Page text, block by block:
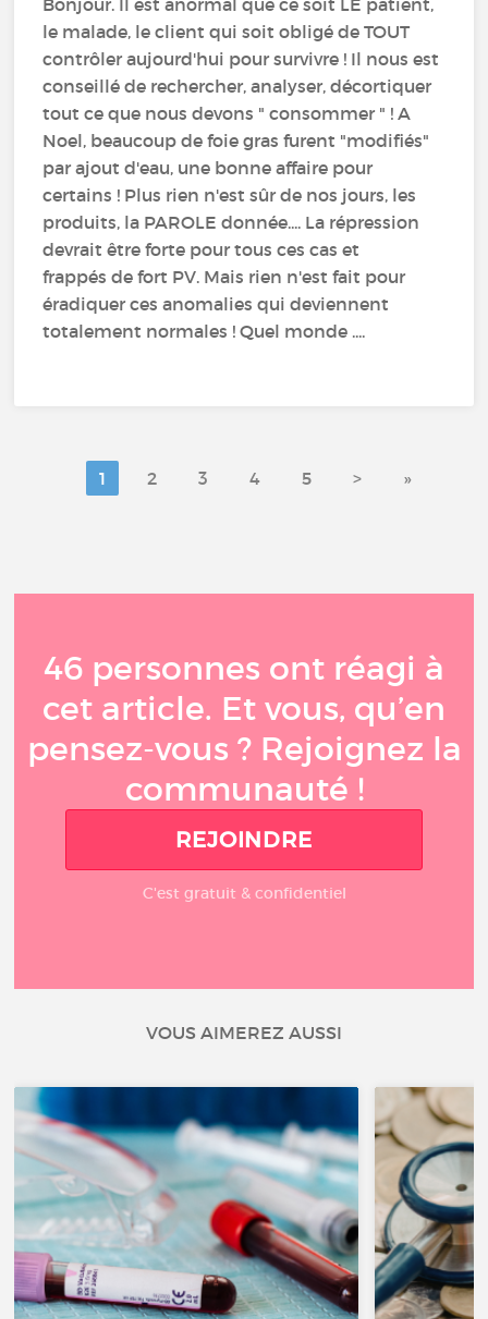
Bonjour. Il est anormal que ce soit LE patient,
le malade, le client qui soit obligé de TOUT
contrôler aujourd'hui pour survivre ! Il nous est
conseillé de rechercher, analyser, décortiquer
tout ce que nous devons " consommer " ! A
Noel, beaucoup de foie gras furent "modifiés"
par ajout d'eau, une bonne affaire pour
certains ! Plus rien n'est sûr de nos jours, les
produits, la PAROLE donnée.... La répression
devrait être forte pour tous ces cas et
frappés de fort PV. Mais rien n'est fait pour
éradiquer ces anomalies qui deviennent
totalement normales ! Quel monde ....
1 2 3 4 5 > »
46 personnes ont réagi à
cet article. Et vous, qu’en
pensez-vous ? Rejoignez la
communauté !
REJOINDRE
C'est gratuit & confidentiel
VOUS AIMEREZ AUSSI